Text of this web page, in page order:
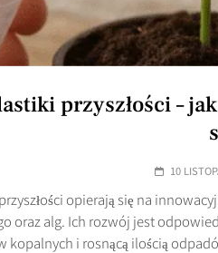
przyszłości –
10
opierają się na
oraz alg. Ich rozwój jest
kopalnych i rosnącą ilością